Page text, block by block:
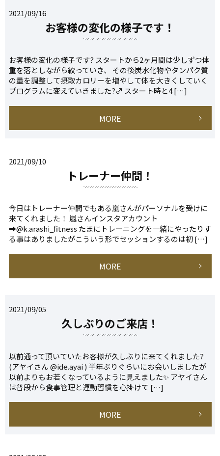
2021/09/16
お客様の変化の様子です！
お客様の変化の様子です? スタートから2ヶ月間は少しずつ体
重を落としながら絞っていき、 その後炭水化物やタンパク質
の量を調整して摂取カロリーを増やして体を大きくしていく
プログラムに変えていきました?‍♂️ スタート時と4 […]
MORE
2021/09/10
トレーナー仲間！
今日はトレーナー仲間でもある嵐さんがパーソナルを受けに
来てくれました！ 嵐さんインスタアカウント
➡@k.arashi_fitness たまにトレーニングを一緒にやったりす
る事はありましたがこういう形でセッションするのは初 […]
MORE
2021/09/05
久しぶりのご来店！
以前通って頂いていたお客様が久しぶりに来てくれました?
(アヤイさん @ide.ayai ) 半年ぶりぐらいにお会いしましたが
以前よりもお若くなっているように見えました✨ アヤイさん
は普段から食事管理と運動習慣を心掛けて […]
MORE